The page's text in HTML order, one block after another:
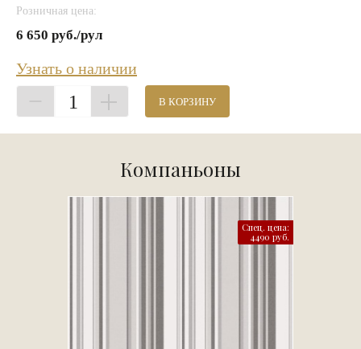
Розничная цена:
6 650 руб./рул
Узнать о наличии
1 В КОРЗИНУ
Компаньоны
Спец. цена:
4490 руб.